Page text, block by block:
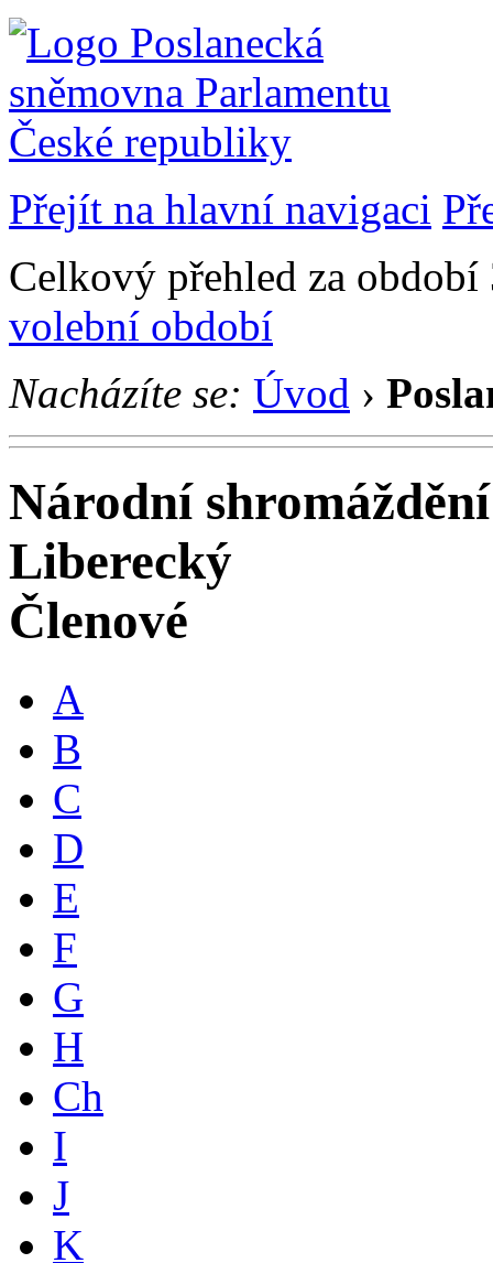
Přejít na hlavní navigaci
Celkový přehled za
volební období
Nacházíte se: Úvod ›
Národní shromáždění
Liberecký
Členové
A
B
C
D
E
F
G
H
Ch
I
J
K